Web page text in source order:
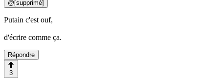
@ [supprimé]
Putain c'est ouf,
d'écrire comme ça.
Répondre
3